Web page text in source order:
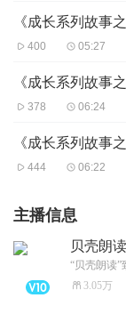
《成长系列故事
400 05:27
《成长系列故事
378 06:24
《成长系列故事
444 06:22
主播信息
贝壳朗读
3.05万